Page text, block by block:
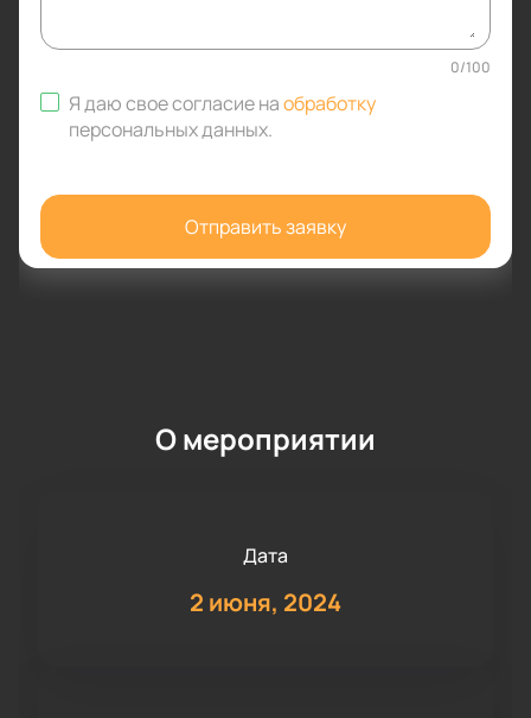
0/100
Я даю свое согласие наобработку
персональных данных.
Отправить заявку
О мероприятии
Дата
2 июня, 2024